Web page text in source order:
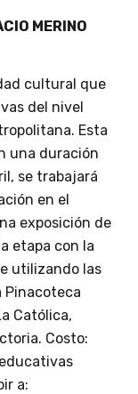
MERINO
cultural que
del nivel
Esta
una duración
se trabajará
en el
exposición de
etapa con la
utilizando las
Pinacoteca
Católica,
Costo:
a: